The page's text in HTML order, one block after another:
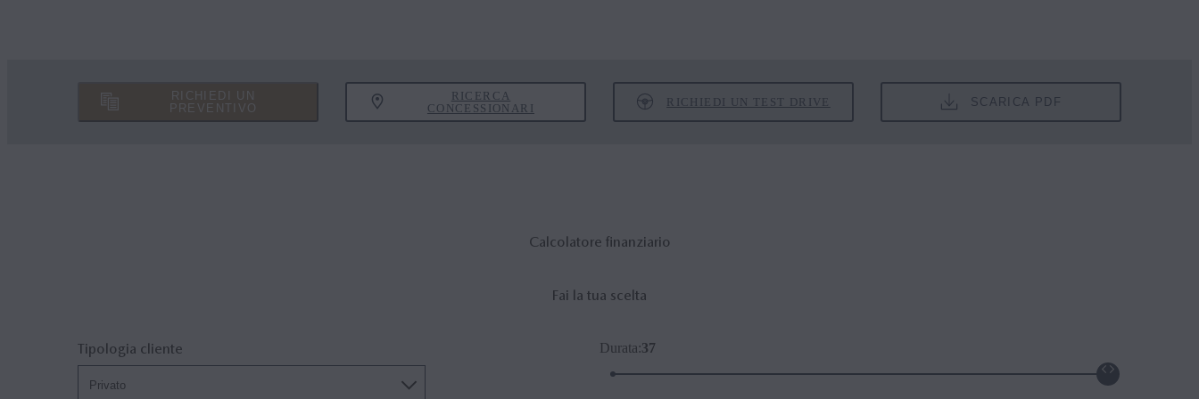
RICHIEDI UN
PREVENTIVO
RICERCA
CONCESSIONARI
RICHIEDI UN TEST DRIVE SCARICA PDF
Calcolatore finanziario
Fai la tua scelta
Tipologia cliente
Privato
Durata:37